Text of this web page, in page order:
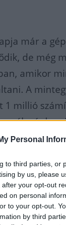
Personal
to third parties, or
by us, please
your opt-out
on personal
to your opt-out.
by third
már a
de még
amikor
A
1 millió
évekhez
lehet